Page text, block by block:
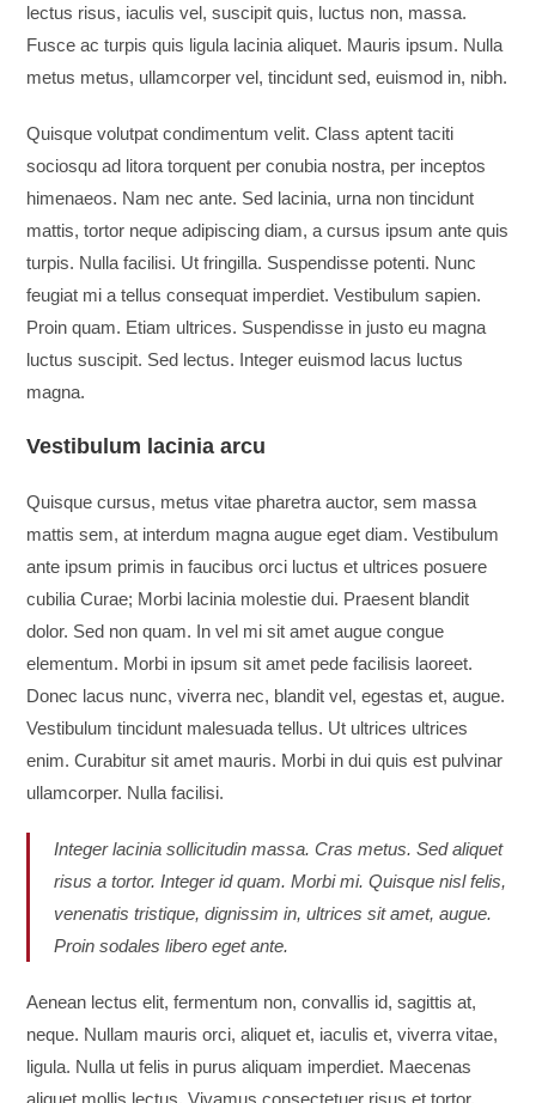
lectus risus, iaculis vel, suscipit quis, luctus non, massa.
Fusce ac turpis quis ligula lacinia aliquet. Mauris ipsum. Nulla
metus metus, ullamcorper vel, tincidunt sed, euismod in, nibh.
Quisque volutpat condimentum velit. Class aptent taciti
sociosqu ad litora torquent per conubia nostra, per inceptos
himenaeos. Nam nec ante. Sed lacinia, urna non tincidunt
mattis, tortor neque adipiscing diam, a cursus ipsum ante quis
turpis. Nulla facilisi. Ut fringilla. Suspendisse potenti. Nunc
feugiat mi a tellus consequat imperdiet. Vestibulum sapien.
Proin quam. Etiam ultrices. Suspendisse in justo eu magna
luctus suscipit. Sed lectus. Integer euismod lacus luctus
magna.
Vestibulum lacinia arcu
Quisque cursus, metus vitae pharetra auctor, sem massa
mattis sem, at interdum magna augue eget diam. Vestibulum
ante ipsum primis in faucibus orci luctus et ultrices posuere
cubilia Curae; Morbi lacinia molestie dui. Praesent blandit
dolor. Sed non quam. In vel mi sit amet augue congue
elementum. Morbi in ipsum sit amet pede facilisis laoreet.
Donec lacus nunc, viverra nec, blandit vel, egestas et, augue.
Vestibulum tincidunt malesuada tellus. Ut ultrices ultrices
enim. Curabitur sit amet mauris. Morbi in dui quis est pulvinar
ullamcorper. Nulla facilisi.
Integer lacinia sollicitudin massa. Cras metus. Sed aliquet
risus a tortor. Integer id quam. Morbi mi. Quisque nisl felis,
venenatis tristique, dignissim in, ultrices sit amet, augue.
Proin sodales libero eget ante.
Aenean lectus elit, fermentum non, convallis id, sagittis at,
neque. Nullam mauris orci, aliquet et, iaculis et, viverra vitae,
ligula. Nulla ut felis in purus aliquam imperdiet. Maecenas
aliquet mollis lectus. Vivamus consectetuer risus et tortor.